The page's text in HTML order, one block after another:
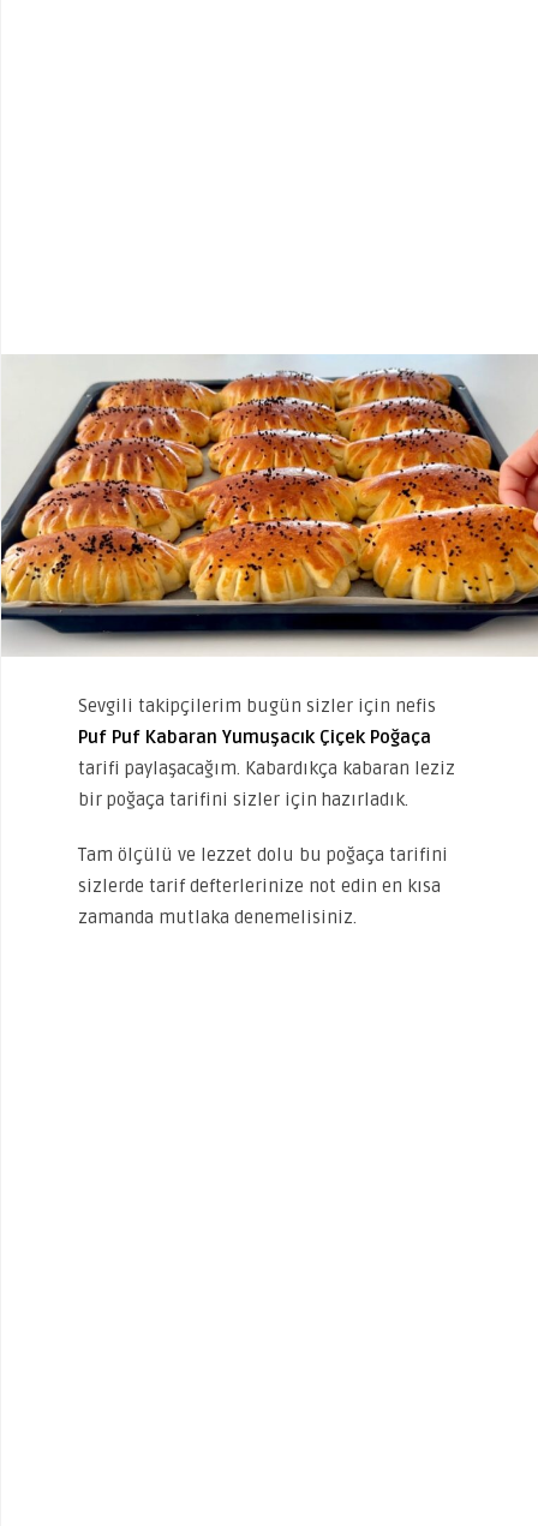
Sevgili takipçilerim bugün sizler için nefis
Puf Puf Kabaran Yumuşacık Çiçek Poğaça
tarifi paylaşacağım. Kabardıkça kabaran leziz
bir poğaça tarifini sizler için hazırladık.
Tam ölçülü ve lezzet dolu bu poğaça tarifini
sizlerde tarif defterlerinize not edin en kısa
zamanda mutlaka denemelisiniz.